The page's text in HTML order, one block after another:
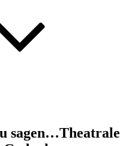
sagen…Theatrale